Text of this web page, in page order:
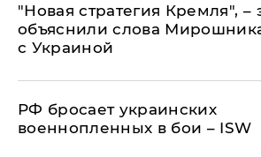
"Новая стратегия Кремля", –
объяснили слова
с Украиной
РФ бросает украинских
военнопленных в бои – ISW